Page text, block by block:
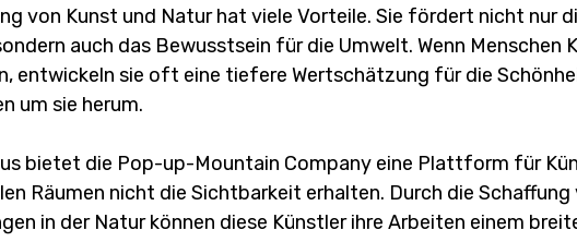
von Kunst und Natur hat viele Vorteile. Sie fördert nicht nur
auch das Bewusstsein für die Umwelt. Wenn Menschen
entwickeln sie oft eine tiefere Wertschätzung für die
um sie herum.
bietet die Pop-up-Mountain Company eine Plattform für
Räumen nicht die Sichtbarkeit erhalten. Durch die Schaffung
in der Natur können diese Künstler ihre Arbeiten einem